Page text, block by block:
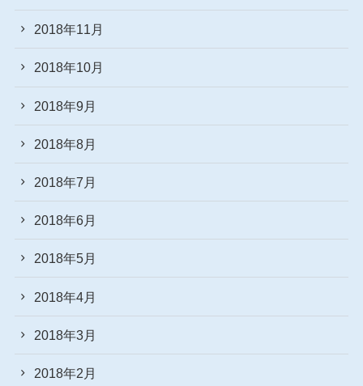
2018年11月
2018年10月
2018年9月
2018年8月
2018年7月
2018年6月
2018年5月
2018年4月
2018年3月
2018年2月